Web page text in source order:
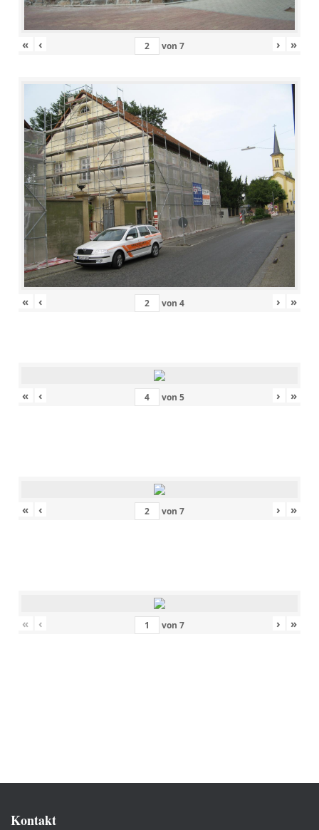
« ‹ von 7 › »
« ‹ von 4 › »
« ‹ von 5 › »
« ‹ von 7 › »
« ‹ von 7 › »
Kontakt